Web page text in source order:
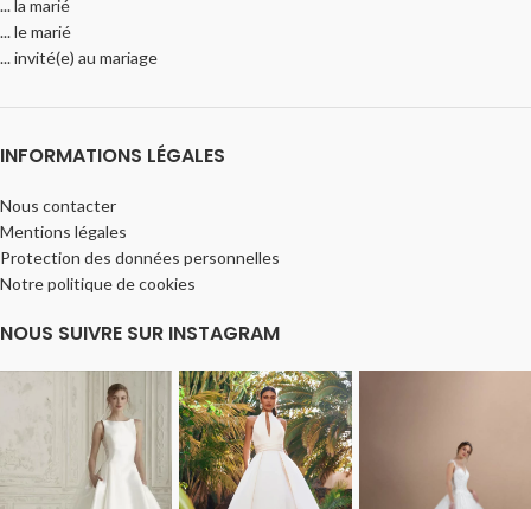
... la marié
... le marié
... invité(e) au mariage
INFORMATIONS LÉGALES
Nous contacter
Mentions légales
Protection des données personnelles
Notre politique de cookies
NOUS SUIVRE SUR INSTAGRAM